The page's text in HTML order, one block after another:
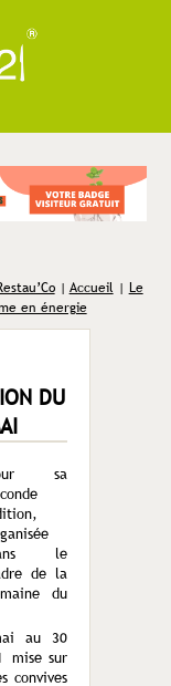
| Accueil | Le
en énergie
DU
sa
le
de la
du
au 30
mise sur
convives